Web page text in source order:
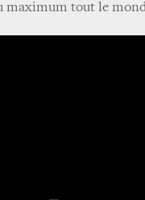
maximum tout le